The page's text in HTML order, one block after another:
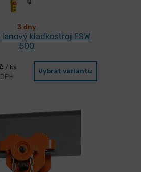
3 dny
kladkostroj ESW
500
/ ks
Vybrat variantu